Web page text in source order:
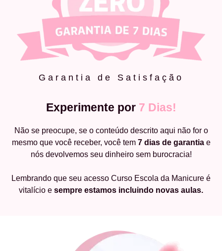
Garantia de Satisfação
Experimente por 7 Dias!
Não se preocupe, se o conteúdo descrito aqui não for o
mesmo que você receber, você tem 7 dias de garantiae
nós devolvemos seu dinheiro sem burocracia!
Lembrando que seu acesso Curso Escola da Manicure é
vitalício e sempre estamos incluindo novas aulas.